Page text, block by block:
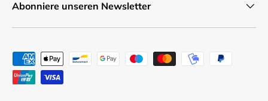
Abonniere unseren Newsletter
Zahlungsmethoden